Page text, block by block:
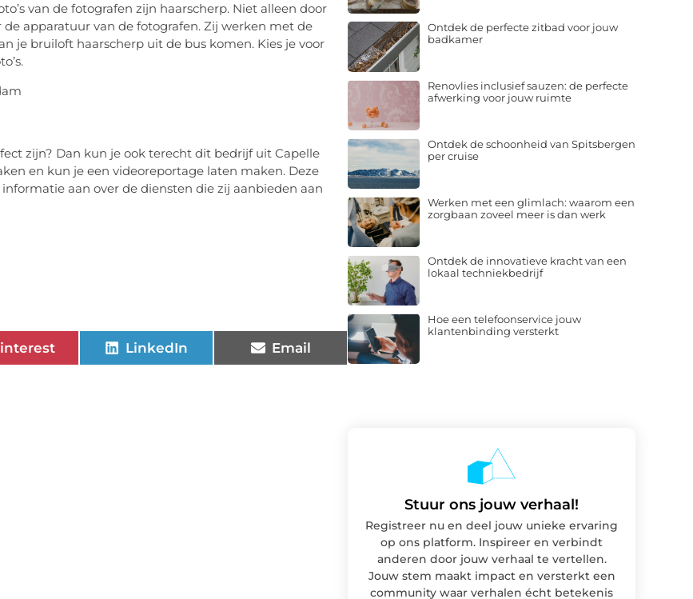
van de fotografen zijn haarscherp. Niet alleen door
apparatuur van de fotografen. Zij werken met de
je bruiloft haarscherp uit de bus komen. Kies je voor
zijn? Dan kun je ook terecht dit bedrijf uit Capelle
en kun je een videoreportage laten maken. Deze
aan over de diensten die zij aanbieden aan
LinkedIn Email
Ontdek de perfecte zitbad voor jouw
badkamer
Renovlies inclusief sauzen: de perfecte
afwerking voor jouw ruimte
Ontdek de schoonheid van Spitsbergen
per cruise
Werken met een glimlach: waarom een
zorgbaan zoveel meer is dan werk
Ontdek de innovatieve kracht van een
lokaal techniekbedrijf
Hoe een telefoonservice jouw
klantenbinding versterkt
Stuur ons jouw verhaal!
Registreer nu en deel jouw unieke ervaring
op ons platform. Inspireer en verbindt
anderen door jouw verhaal te vertellen.
Jouw stem maakt impact en versterkt een
community waar verhalen écht betekenis